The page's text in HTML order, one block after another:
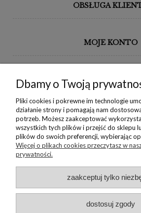
OBSŁUGA
MOJE KONTO
BORIKA
MONIKA
NEWSLETTER
Copyright © 2022 Borika.pl
Dbamy o Twoją
Pliki cookies i pokrewne im technologie
działanie strony i pomagają nam
potrzeb. Możesz zaakceptować
wszystkich tych plików i przejść do sklepu
plików do swoich preferencji, wybierając
Więcej o plikach cookies przeczytasz w
prywatności.
zaakceptuj tylko
dostosuj zgody